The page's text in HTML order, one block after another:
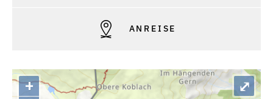
ANREISE
+
⤢